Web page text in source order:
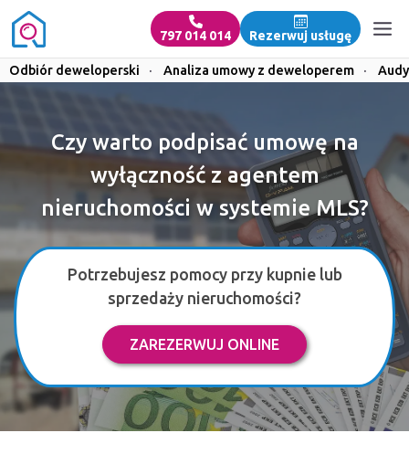
797 014 014 Rezerwuj usługę
Odbiór deweloperski · Analiza umowy z deweloperem ·
Czy warto podpisać umowę na
wyłączność z agentem
nieruchomości w systemie MLS?
Potrzebujesz pomocy przy kupnie lub
sprzedaży nieruchomości?
ZAREZERWUJ ONLINE